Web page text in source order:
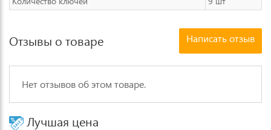
Отзывы о товаре Написать отзыв
Нет отзывов об этом товаре.
Лучшая цена